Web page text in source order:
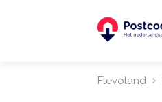
Flevoland